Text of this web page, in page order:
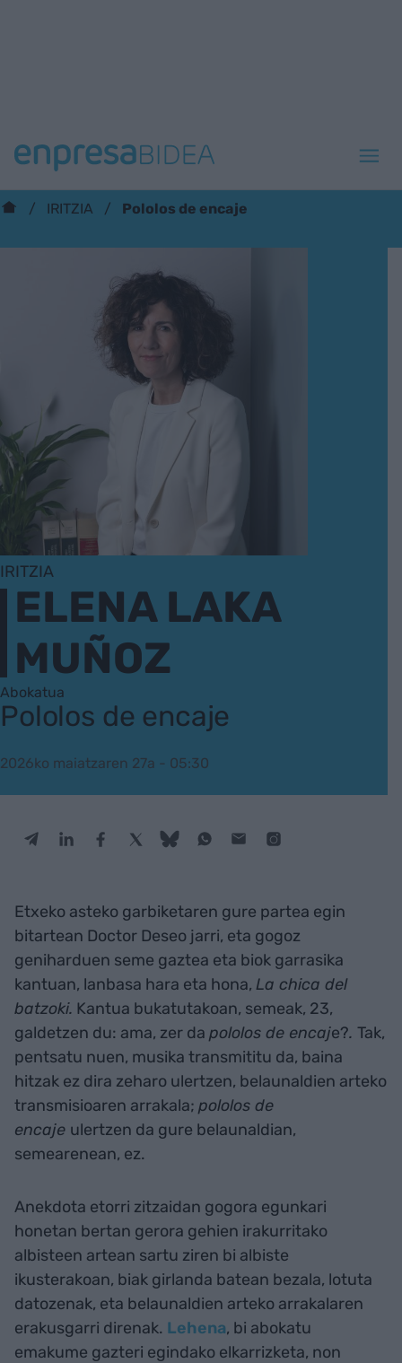
IRITZIA Pololos de encaje
IRITZIA
ELENA LAKA
MUÑOZ
Abokatua
Pololos de encaje
2026ko maiatzaren 27a - 05:30
Etxeko asteko garbiketaren gure partea egin
bitartean Doctor Deseo jarri, eta gogoz
geniharduen seme gaztea eta biok garrasika
kantuan, lanbasa hara eta hona, La chica del
batzoki. Kantua bukatutakoan, semeak, 23,
galdetzen du: ama, zer da pololos de encaje?. Tak,
pentsatu nuen, musika transmititu da, baina
hitzak ez dira zeharo ulertzen, belaunaldien arteko
transmisioaren arrakala; pololos de
encaje ulertzen da gure belaunaldian,
semearenean, ez.
Anekdota etorri zitzaidan gogora egunkari
honetan bertan gerora gehien irakurritako
albisteen artean sartu ziren bi albiste
ikusterakoan, biak girlanda batean bezala, lotuta
datozenak, eta belaunaldien arteko arrakalaren
erakusgarri direnak. Lehena, bi abokatu
emakume gazteri egindako elkarrizketa, non